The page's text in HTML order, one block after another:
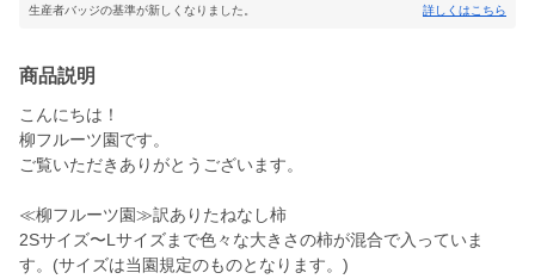
生産者バッジの基準が新しくなりました。 詳しくはこちら
商品説明
こんにちは！
柳フルーツ園です。
ご覧いただきありがとうございます。
≪柳フルーツ園≫訳ありたねなし柿
2Sサイズ〜Lサイズまで色々な大きさの柿が混合で入っていま
す。(サイズは当園規定のものとなります。)